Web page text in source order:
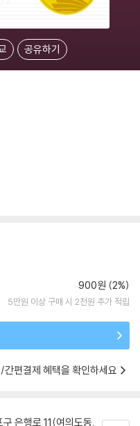
공유하기
900원 (2%)
5만원 이상 구매 시 2천원 추가 적립
간편결제 혜택을 확인하세요
은행로 11(여의도동,